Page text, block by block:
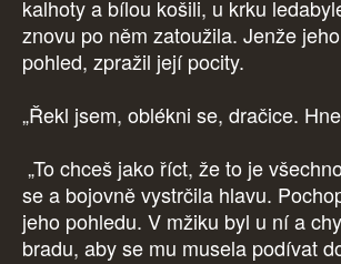
kalhoty a bílou košili, u krku
znovu po něm zatoužila. Jenže
pohled, zpražil její pocity.
„Řekl jsem, oblékni se, dračice.
„To chceš jako říct, že to je
se a bojovně vystrčila hlavu.
jeho pohledu. V mžiku byl u ní a
bradu, aby se mu musela podívat